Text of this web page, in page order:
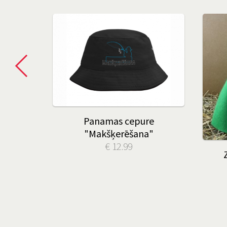
Panamas cepure
"Makšķerēšana"
€ 12.99